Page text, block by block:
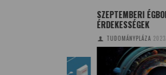
SZEPTEMBERI ÉGBOLT –
ÉRDEKESSÉGEK
TUDOMÁNYPLÁZA 2023/09/01